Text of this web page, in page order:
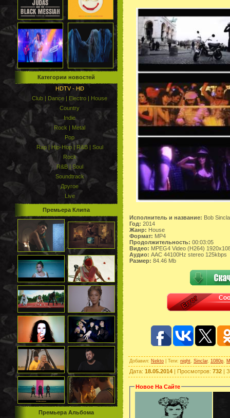
Категории новостей
HDTV - HD
Club | Dance | Electro | House
Country
Indie
Rock | Metal
Pop
Rap | Hip-Hop | R&B | Soul
Rock
R&B | Soul
Soundtrack
Другое
Live
Премьера Клипа
Премьера Альбома
Исполнитель и название: Bob
Год: 2014
Жанр: House
Формат: MP4
Продолжительность: 00:03:05
Видео: MPEG4 Video (H264)
Аудио: AAC 44100Hz stereo 125kbps
Размер: 84.46 Mb
Добавил: Nekto Теги: night Sinclar, 1080p
Дата: 18.05.2014 | Просмотров: 732 |
Новое На Сайте